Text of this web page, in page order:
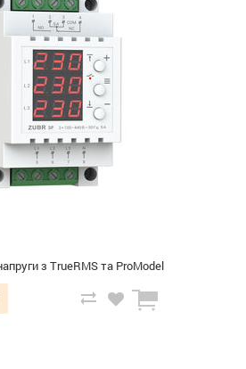
з TruеRMS та ProModel